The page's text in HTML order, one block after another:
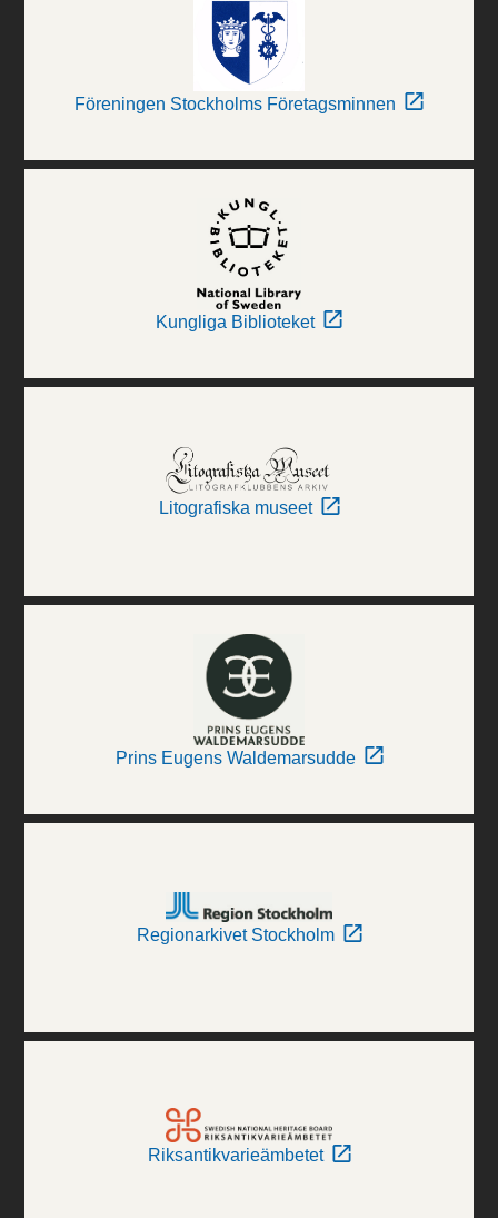
Föreningen Stockholms Företagsminnen
Kungliga Biblioteket
Litografiska museet
Prins Eugens Waldemarsudde
Regionarkivet Stockholm
Riksantikvarieämbetet